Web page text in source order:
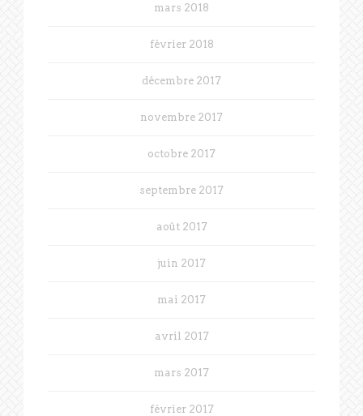
mars 2018
février 2018
décembre 2017
novembre 2017
octobre 2017
septembre 2017
août 2017
juin 2017
mai 2017
avril 2017
mars 2017
février 2017